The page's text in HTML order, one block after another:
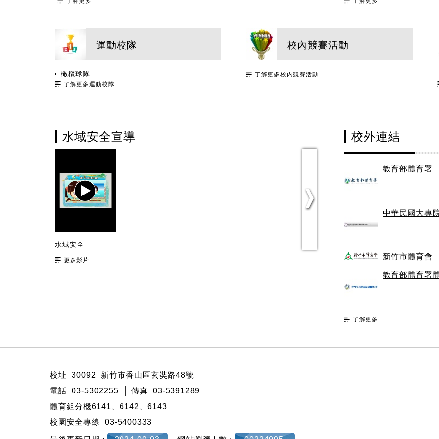
運動校隊
橄欖球隊
了解更多運動校隊
校內競賽活動
了解更多校內競賽活動
水域安全宣導
水域安全
更多影片
校外連結
教育部體育署
中華民國大專
新竹市體育會
教育部體育署
了解更多
校址 30092 新竹市香山區玄奘路48號
電話 03-5302255 │ 傳真 03-5391289
體育組分機6141、6142、6143
校園安全專線 03-5400333